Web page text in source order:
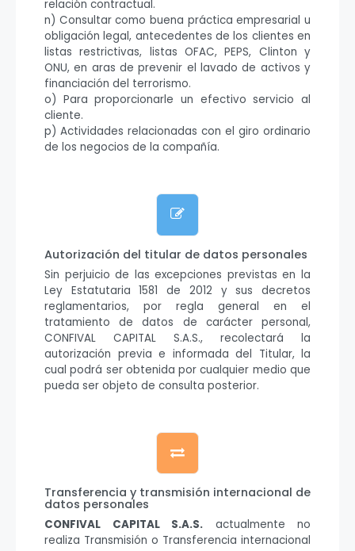
relación contractual.
n) Consultar como buena práctica empresarial u
obligación legal, antecedentes de los clientes en
listas restrictivas, listas OFAC, PEPS, Clinton y
ONU, en aras de prevenir el lavado de activos y
financiación del terrorismo.
o) Para proporcionarle un efectivo servicio al
cliente.
p) Actividades relacionadas con el giro ordinario
de los negocios de la compañía.
Autorización del titular de datos personales
Sin perjuicio de las excepciones previstas en la
Ley Estatutaria 1581 de 2012 y sus decretos
reglamentarios, por regla general en el
tratamiento de datos de carácter personal,
CONFIVAL CAPITAL S.A.S., recolectará la
autorización previa e informada del Titular, la
cual podrá ser obtenida por cualquier medio que
pueda ser objeto de consulta posterior.
Transferencia y transmisión internacional de
datos personales
CONFIVAL CAPITAL S.A.S. actualmente no
realiza Transmisión o Transferencia internacional